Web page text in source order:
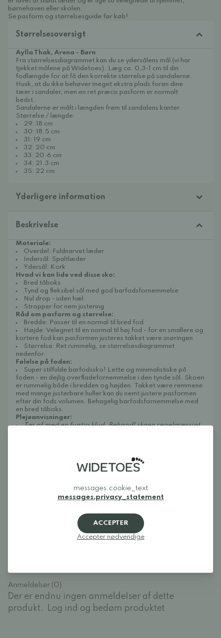
børnehaven eller skolen.
Se pasform og størrelsesguide før køb!
Størrelsesoversigt
Aylla Thak, Arena - Børn
Fra størrelsesdiagrammet kan du se ydersålens mål (vi har
tjekket målene på Widetoes). Læg ca. 0,3-1 cm til din
fodlængde for at få den korrekte størrelse på sandalerne.
Husk, at du ikke behøver meget ekstra plads foran dine
tæer i sandaler, men en ret præcis pasform er normalt
bedst.
Sandalerne er målt i længden frem til sandalens kanter.
Størrelse / længde:
29: 18 cm
30: 18.5 cm
31: 19 cm
32: 20 cm
33: 20.6 cm
34: 21.3 cm
35: 22 cm
Yderligere information
Beskrivelse
Materiale:
Overdel: Fuldnarvet læder
Indersål: Spaltlæder
Ydersål: Kork
Hvad vi kan lide ved disse sko:
Bred tåboks
Tynd og fleksibel sål med god barfodsfornemmelse
Nul drop - uden hæl
Stropper for nem justering
Råd om pasform og størrelse:
Bredde: Passer til en normal til bred fod
Højde: Velegnet til en normal til høj fod - for en smallere og
kortere fod kan pasformen justeres takket være snøringen.
Størrelse: Ret rummelig, se størrelsesdiagrammet
nedenfor.
Følelse på foden:
Super stilfulde barfodssko! Lette og minimalistiske på
foden - en dejlig overfladefornemmelse i den tynde sål. Skoen
er rummelig både i bredden og højden. Takket være remmene
med mange justerbare huller kan du nemt justere pasformen
efter din fods volumen. Behagelig barfodsfornemmelse med
en bred tåboks.
Plejeanvisninger:
Tør af med en fugtig klud. Behandl skoen regelmæssigt
Fremstillet i Slovakiet under strenge europæiske regler
vedrørende sikkerhed, sundhed og kvalitet.
Log ind og bedøm produktet
Anmeldelser (0)
Der er endnu ingen anmeldelser af dette
produkt.
Log ind og bedøm produktet
messages.cookie_text
messages.privacy_statement
ACCEPTER
Accepter nødvendige